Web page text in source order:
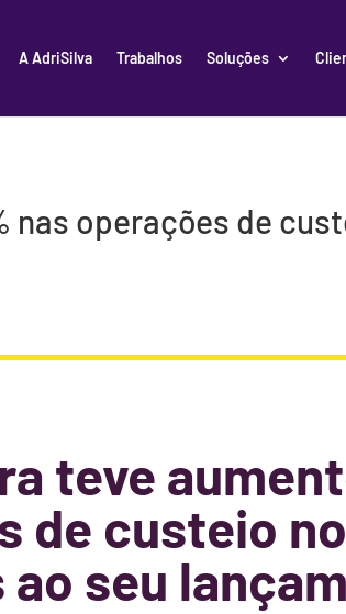
A AdriSilva Trabalhos Soluções
nas operações de
teve
de custeio
seu